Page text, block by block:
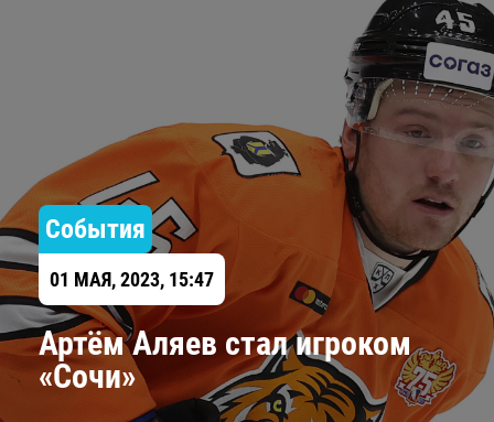
События
01 МАЯ, 2023, 15:47
Артём Аляев стал игроком
«Сочи»